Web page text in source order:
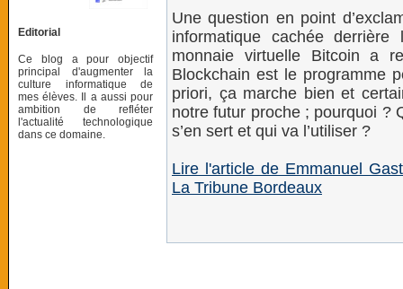
Editorial
Ce blog a pour objectif
principal d'augmenter la
culture informatique de
mes élèves. Il a aussi pour
ambition de refléter
l'actualité technologique
dans ce domaine.
Une question en point
informatique cachée
monnaie virtuelle Bitcoin a
Blockchain est le programme
priori, ça marche bien et
notre futur proche ; pourquoi ?
s’en sert et qui va l’utiliser ?
Lire l'article de Emmanuel
La Tribune Bordeaux